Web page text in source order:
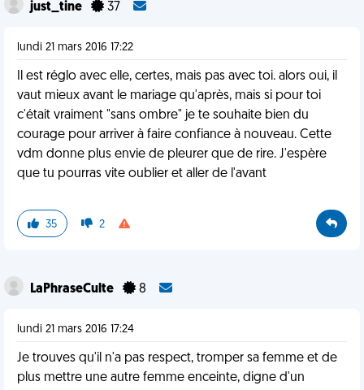
just_tine 37
lundi 21 mars 2016 17:22
Il est réglo avec elle, certes, mais pas avec toi. alors oui, il
vaut mieux avant le mariage qu'après, mais si pour toi
c'était vraiment "sans ombre" je te souhaite bien du
courage pour arriver à faire confiance à nouveau. Cette
vdm donne plus envie de pleurer que de rire. J'espère
que tu pourras vite oublier et aller de l'avant
35 2
LaPhraseCulte 8
lundi 21 mars 2016 17:24
Je trouves qu'il n'a pas respect, tromper sa femme et de
plus mettre une autre femme enceinte, digne d'un